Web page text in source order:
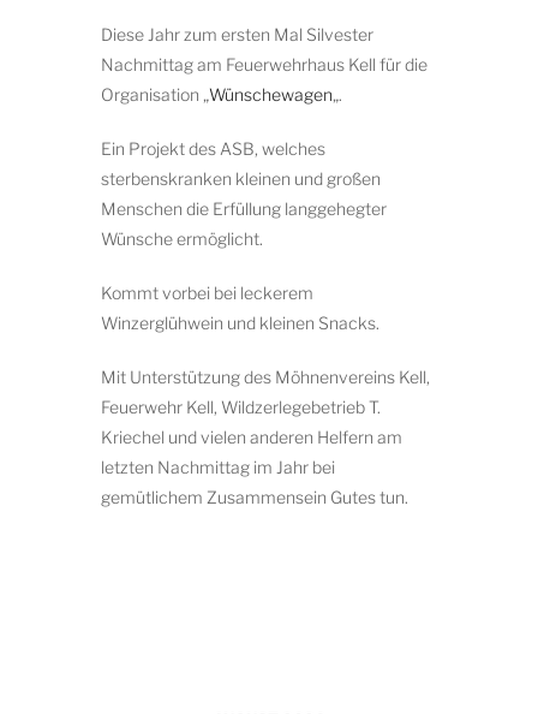
Diese Jahr zum ersten Mal Silvester
Nachmittag am Feuerwehrhaus Kell für die
Organisation „Wünschewagen„.
Ein Projekt des ASB, welches
sterbenskranken kleinen und großen
Menschen die Erfüllung langgehegter
Wünsche ermöglicht.
Kommt vorbei bei leckerem
Winzerglühwein und kleinen Snacks.
Mit Unterstützung des Möhnenvereins Kell,
Feuerwehr Kell, Wildzerlegebetrieb T.
Kriechel und vielen anderen Helfern am
letzten Nachmittag im Jahr bei
gemütlichem Zusammensein Gutes tun.